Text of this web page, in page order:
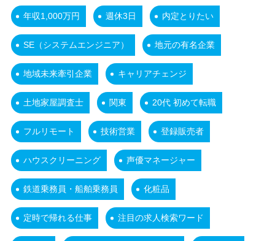
年収1,000万円 週休3日 内定とりたい
SE（システムエンジニア） 地元の有名企業
地域未来牽引企業 キャリアチェンジ
土地家屋調査士 関東 20代 初めて転職
フルリモート 技術営業 登録販売者
ハウスクリーニング 声優マネージャー
鉄道乗務員・船舶乗務員 化粧品
定時で帰れる仕事 注目の求人検索ワード